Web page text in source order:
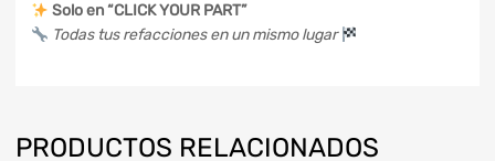
Solo en “CLICK YOUR PART”
Todas tus refacciones en un mismo lugar
PRODUCTOS RELACIONADOS